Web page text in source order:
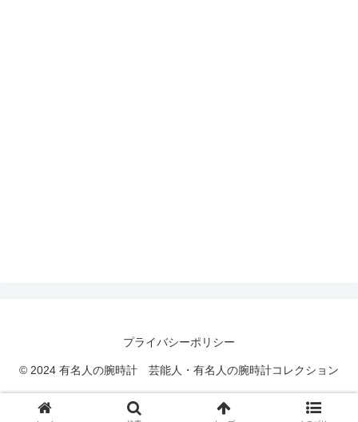
プライバシーポリシー
© 2024 有名人の腕時計 芸能人・有名人の腕時計コレクション